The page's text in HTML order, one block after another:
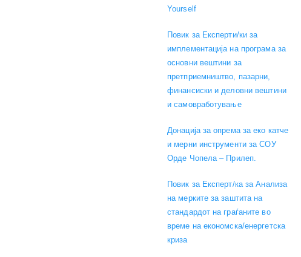
Yourself
Повик за Експерти/ки за
имплементација на програма за
основни вештини за
претприемништво, пазарни,
финансиски и деловни вештини
и самовработување
Донација за опрема за еко катче
и мерни инструменти за СОУ
Орде Чопела – Прилеп.
Повик за Експерт/ка за Анализа
на мерките за заштита на
стандардот на граѓаните во
време на економска/енергетска
криза